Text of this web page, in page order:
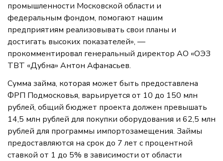
промышленности Московской области и
федеральным фондом, помогают нашим
предприятиям реализовывать свои планы и
достигать высоких показателей», —
прокомментировал генеральный директор АО «ОЭЗ
ТВТ «Дубна» Антон Афанасьев.
Сумма займа, которая может быть предоставлена
ФРП Подмосковья, варьируется от 10 до 150 млн
рублей, общий бюджет проекта должен превышать
14,5 млн рублей для покупки оборудования и 62,5 млн
рублей для программы импортозамещения. Займы
предоставляются на срок до 7 лет с процентной
ставкой от 1 до 5% в зависимости от области